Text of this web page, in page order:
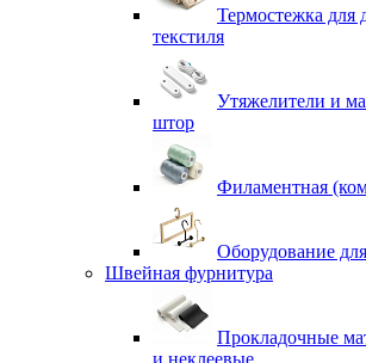
Термостежка для
текстиля
Утяжелители и
штор
Филаментная
Оборудование
Швейная фурнитура
Прокладочные
и неклеевые